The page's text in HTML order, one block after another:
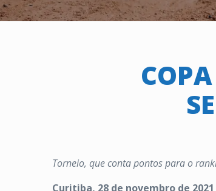
Torneio, que conta pontos para o
Curitiba, 28 de novembro de 2021